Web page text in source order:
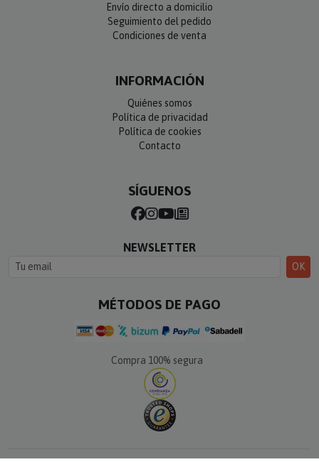
Envío directo a domicilio
Seguimiento del pedido
Condiciones de venta
INFORMACIÓN
Quiénes somos
Política de privacidad
Política de cookies
Contacto
SÍGUENOS
NEWSLETTER
OK
MÉTODOS DE PAGO
Compra 100% segura